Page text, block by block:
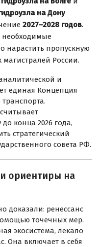
на Дону
2027–2028 годов.
необходимые
нарастить пропускную
России.
и
единая Концепция
конца 2026 года,
стратегический
совета РФ.
ориентиры на
доказали: ренессанс
точечных мер.
экосистема, лекало
Она включает в себя